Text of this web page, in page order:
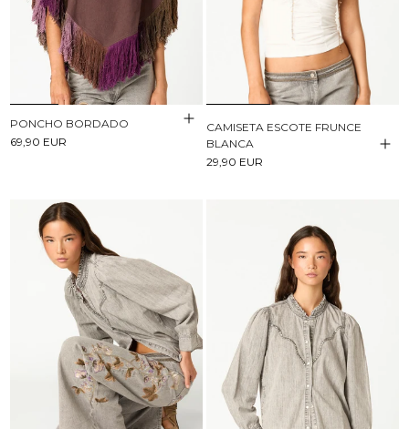
PONCHO BORDADO
69,90 EUR
CAMISETA ESCOTE FRUNCE
BLANCA
29,90 EUR